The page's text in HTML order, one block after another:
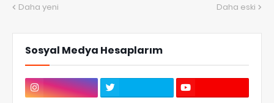
Daha yeni Daha eski
Sosyal Medya Hesaplarım